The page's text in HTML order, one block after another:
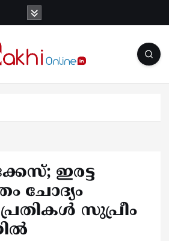
News Portal
ഇരട്ട
ചോദ്യം
സുപ്രീം